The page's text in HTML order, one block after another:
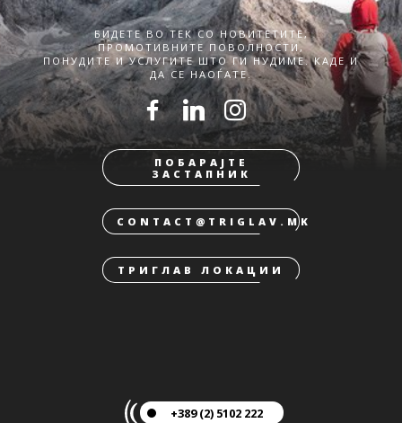
БИДЕТЕ ВО ТЕК СО НОВИТЕТИТЕ,
ПРОМОТИВНИТЕ ПОВОЛНОСТИ,
ПОНУДИТЕ И УСЛУГИТЕ ШТО ГИ НУДИМЕ. КАДЕ И
ДА СЕ НАОЃАТЕ.
ПОБАРАЈТЕ
ЗАСТАПНИК
CONTACT@TRIGLAV.MK
ТРИГЛАВ ЛОКАЦИИ
+389 (2) 5102 222